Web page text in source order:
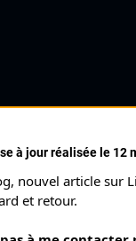
PALMARÈS
à jour réalisée le 12
nouvel article sur
et retour.